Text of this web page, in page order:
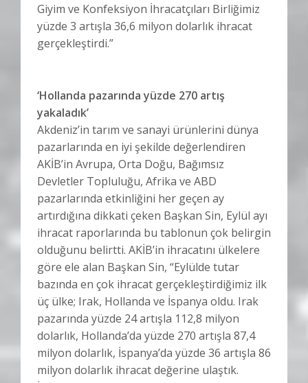
Giyim ve Konfeksiyon İhracatçıları Birliğimiz
yüzde 3 artışla 36,6 milyon dolarlık ihracat
gerçekleştirdi.”
‘Hollanda pazarında yüzde 270 artış
yakaladık’
Akdeniz’in tarım ve sanayi ürünlerini dünya
pazarlarında en iyi şekilde değerlendiren
AKİB’in Avrupa, Orta Doğu, Bağımsız
Devletler Topluluğu, Afrika ve ABD
pazarlarında etkinliğini her geçen ay
artırdığına dikkati çeken Başkan Sin, Eylül ayı
ihracat raporlarında bu tablonun çok belirgin
olduğunu belirtti. AKİB’in ihracatını ülkelere
göre ele alan Başkan Sin, “Eylülde tutar
bazında en çok ihracat gerçekleştirdiğimiz ilk
üç ülke; Irak, Hollanda ve İspanya oldu. Irak
pazarında yüzde 24 artışla 112,8 milyon
dolarlık, Hollanda’da yüzde 270 artışla 87,4
milyon dolarlık, İspanya’da yüzde 36 artışla 86
milyon dolarlık ihracat değerine ulaştık.